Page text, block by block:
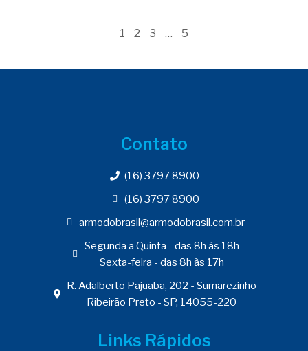
1 2 3 … 5
Contato
(16) 3797 8900
(16) 3797 8900
armodobrasil@armodobrasil.com.br
Segunda a Quinta - das 8h às 18h
Sexta-feira - das 8h às 17h
R. Adalberto Pajuaba, 202 - Sumarezinho
Ribeirão Preto - SP, 14055-220
Links Rápidos